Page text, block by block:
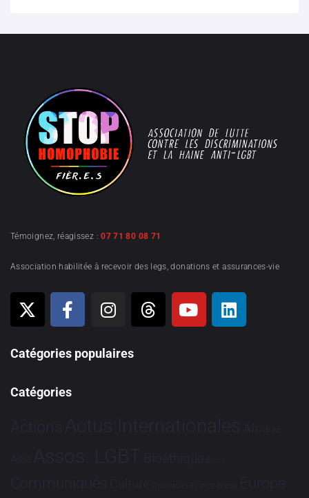
Témoignez, réagissez :07 71 80 08 71
Association habilitée à recevoir des legs, donations et assurances-vie
Catégories populaires
Catégories
Actions Actus Internationales Afrique
Asie Assos. LGBT Bioéthique Brève
Communiqués Culture Dialogues France-Brésil Europe